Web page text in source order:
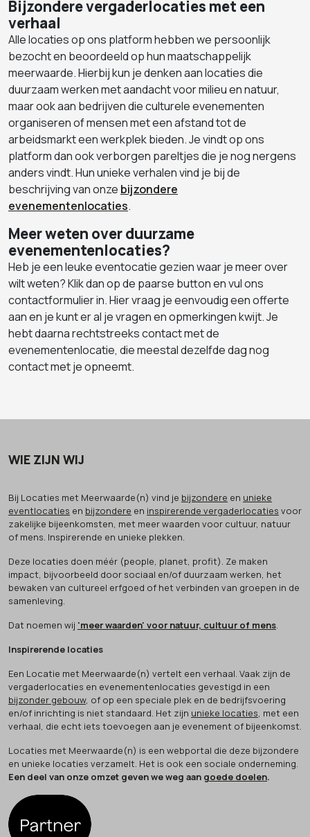
Bijzondere vergaderlocaties met een
verhaal
Alle locaties op ons platform hebben we persoonlijk
bezocht en beoordeeld op hun maatschappelijk
meerwaarde. Hierbij kun je denken aan locaties die
duurzaam werken met aandacht voor milieu en natuur,
maar ook aan bedrijven die culturele evenementen
organiseren of mensen met een afstand tot de
arbeidsmarkt een werkplek bieden. Je vindt op ons
platform dan ook verborgen pareltjes die je nog nergens
anders vindt. Hun unieke verhalen vind je bij de
beschrijving van onze bijzondere
evenementenlocaties.
Meer weten over duurzame
evenementenlocaties?
Heb je een leuke eventocatie gezien waar je meer over
wilt weten? Klik dan op de paarse button en vul ons
contactformulier in. Hier vraag je eenvoudig een offerte
aan en je kunt er al je vragen en opmerkingen kwijt. Je
hebt daarna rechtstreeks contact met de
evenementenlocatie, die meestal dezelfde dag nog
contact met je opneemt.
WIE ZIJN WIJ
Bij Locaties met Meerwaarde(n) vind je bijzondere en unieke
eventlocaties en bijzondere en inspirerende vergaderlocaties voor
zakelijke bijeenkomsten, met meer waarden voor cultuur, natuur
of mens. Inspirerende en unieke plekken.
Deze locaties doen méér (people, planet, profit). Ze maken
impact, bijvoorbeeld door sociaal en/of duurzaam werken, het
bewaken van cultureel erfgoed of het verbinden van groepen in de
samenleving.
Dat noemen wij 'meer waarden' voor natuur, cultuur of mens.
Inspirerende locaties
Een Locatie met Meerwaarde(n) vertelt een verhaal. Vaak zijn de
vergaderlocaties en evenementenlocaties gevestigd in een
bijzonder gebouw, of op een speciale plek en de bedrijfsvoering
en/of inrichting is niet standaard. Het zijn unieke locaties, met een
verhaal, die echt iets toevoegen aan je evenement of bijeenkomst.
Locaties met Meerwaarde(n) is een webportal die deze bijzondere
en unieke locaties verzamelt. Het is ook een sociale onderneming.
Een deel van onze omzet geven we weg aan goede doelen.